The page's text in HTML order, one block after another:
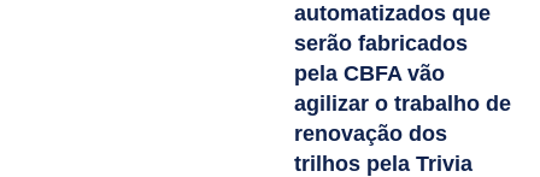
automatizados que
serão fabricados
pela CBFA vão
agilizar o trabalho de
renovação dos
trilhos pela Trivia